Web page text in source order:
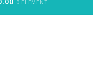
0 ÉLÉMENT